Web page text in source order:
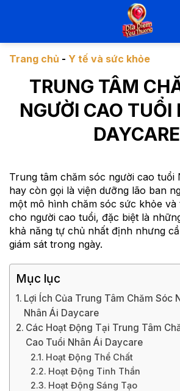
dungTrang chủ - Y tế và sức khỏe
TRUNG TÂM
NGƯỜI CAO TUỔI
DAYCARE
Trung tâm chăm sóc người cao tuổi
hay còn gọi là viện dưỡng lão ban
một mô hình chăm sóc sức khỏe và
cho người cao tuổi, đặc biệt là
khả năng tự chủ nhất định nhưng
giám sát trong ngày.
Mục lục
Lợi Ích Của Trung Tâm Chăm Sóc
Nhân Ái Daycare
Các Hoạt Động Tại Trung Tâm
Cao Tuổi Nhân Ái Daycare
Hoạt Động Thể Chất
Hoạt Động Tinh Thần
Hoạt Động Sáng Tạo